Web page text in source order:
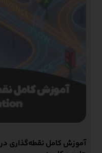
مقالات آموزشی‌,مقالات